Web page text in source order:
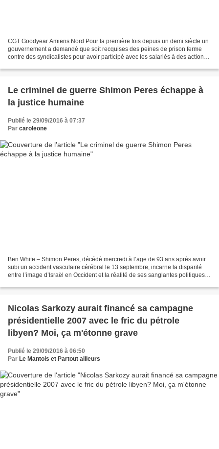
CGT Goodyear Amiens Nord Pour la première fois depuis un demi siècle un
gouvernement a demandé que soit recquises des peines de prison ferme
contre des syndicalistes pour avoir participé avec les salariés à des actions
Le criminel de guerre Shimon Peres échappe à
la justice humaine
Publié le 29/09/2016 à 07:37
Par caroleone
Ben White – Shimon Peres, décédé mercredi à l’age de 93 ans après avoir
subi un accident vasculaire cérébral le 13 septembre, incarne la disparité
entre l’image d’Israël en Occident et la réalité de ses sanglantes politiques
Nicolas Sarkozy aurait financé sa campagne
présidentielle 2007 avec le fric du pétrole
libyen? Moi, ça m'étonne grave
Publié le 29/09/2016 à 06:50
Par Le Mantois et Partout ailleurs